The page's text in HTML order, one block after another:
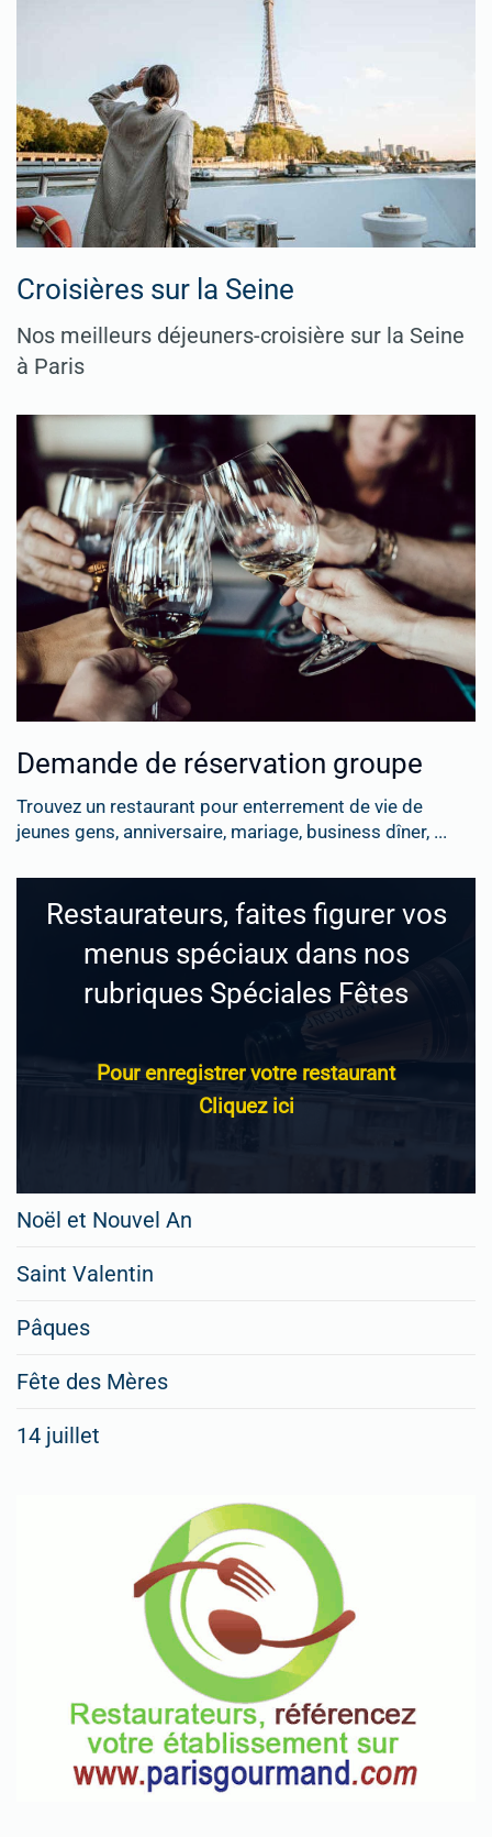
Croisières sur la Seine
Nos meilleurs déjeuners-croisière sur la Seine
à Paris
Demande de réservation groupe
Trouvez un restaurant pour enterrement de vie de
jeunes gens, anniversaire, mariage, business dîner, ...
Restaurateurs, faites figurer vos
menus spéciaux dans nos
rubriques Spéciales Fêtes
Pour enregistrer votre restaurant
Cliquez ici
Noël et Nouvel An
Saint Valentin
Pâques
Fête des Mères
14 juillet